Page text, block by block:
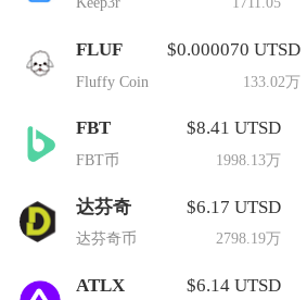
FLUF
Fluffy Coin
$0.000070 UTSD
133.02万
FBT
FBT币
$8.41 UTSD
1998.13万
达芬奇
达芬奇币
$6.17 UTSD
2798.19万
ATLX $6.14 UTSD